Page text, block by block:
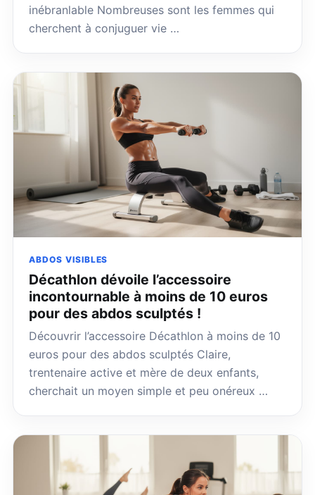
inébranlable Nombreuses sont les femmes qui
cherchent à conjuguer vie …
ABDOS VISIBLES
Décathlon dévoile l’accessoire
incontournable à moins de 10 euros
pour des abdos sculptés !
Découvrir l’accessoire Décathlon à moins de 10
euros pour des abdos sculptés Claire,
trentenaire active et mère de deux enfants,
cherchait un moyen simple et peu onéreux …